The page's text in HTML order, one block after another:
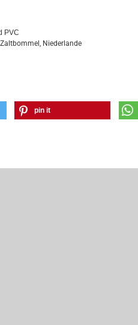
PVC
Niederlande
pin it